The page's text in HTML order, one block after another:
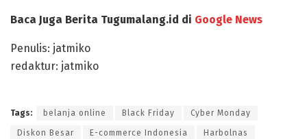
Baca Juga Berita Tugumalang.id di Google News
Penulis: jatmiko
redaktur: jatmiko
Tags: belanja online Black Friday Cyber Monday
Diskon Besar E-commerce Indonesia Harbolnas